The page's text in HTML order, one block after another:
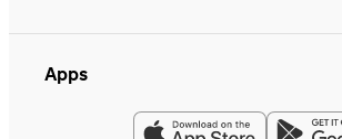
Apps